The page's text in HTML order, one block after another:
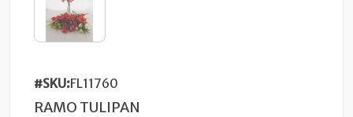
#SKU:FL11760
RAMO TULIPAN